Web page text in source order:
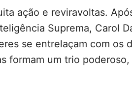
ação e reviravoltas.
Suprema, Carol
se entrelaçam com os
formam um trio poderoso,